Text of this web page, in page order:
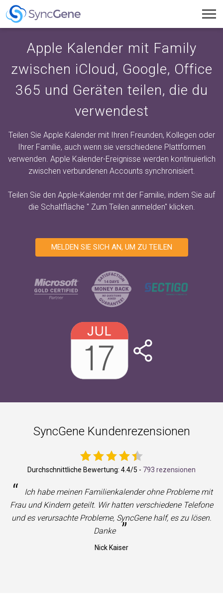
Apple Kalender mit Family
zwischen iCloud, Google, Office
365 und Geräten teilen, die du
verwendest
Teilen Sie Apple Kalender mit Ihren Freunden, Kollegen oder
Ihrer Familie, auch wenn sie verschiedene Plattformen
verwenden. Apple Kalender-Ereignisse werden kontinuierlich
zwischen verbundenen Accounts synchronisiert.
Teilen Sie den Apple-Kalender mit der Familie, indem Sie auf
die Schaltfläche " Zum Teilen anmelden" klicken.
MELDEN SIE SICH AN, UM ZU TEILEN
SyncGene Kundenrezensionen
Durchschnittliche Bewertung: 4.4/5 - 793 rezensionen
“
Ich habe meinen Familienkalender ohne Probleme mit
Frau und Kindern geteilt. Wir hatten verschiedene Telefone
und es verursachte Probleme, SyncGene half, es zu lösen.
Danke
”
Nick Kaiser